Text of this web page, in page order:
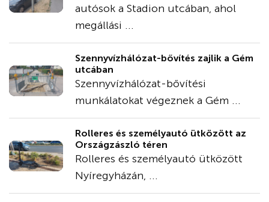
autósok a Stadion utcában, ahol
megállási ...
Szennyvízhálózat-bővítés zajlik a Gém
utcában
Szennyvízhálózat-bővítési
munkálatokat végeznek a Gém ...
Rolleres és személyautó ütközött az
Országzászló téren
Rolleres és személyautó ütközött
Nyíregyházán, ...